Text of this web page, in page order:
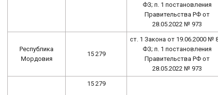
ФЗ; п. 1 постановления
Правительства РФ от
28.05.2022 № 973
Республика
Мордовия
15 279
ст. 1 Закона от 19.06.2000 №
ФЗ; п. 1 постановления
Правительства РФ от
28.05.2022 № 973
15 279